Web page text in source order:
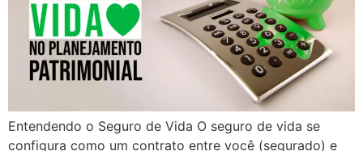
Entendendo o Seguro de Vida O seguro de vida se
configura como um contrato entre você (segurado) e